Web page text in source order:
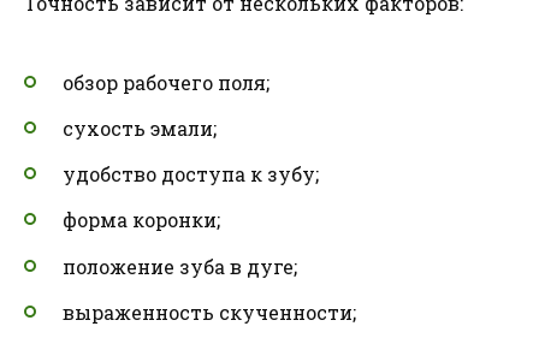
обзор рабочего поля;
сухость эмали;
удобство доступа к зубу;
форма коронки;
положение зуба в дуге;
выраженность скученности;